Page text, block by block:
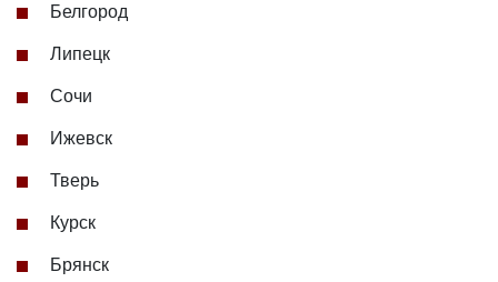
Белгород
Липецк
Сочи
Ижевск
Тверь
Курск
Брянск